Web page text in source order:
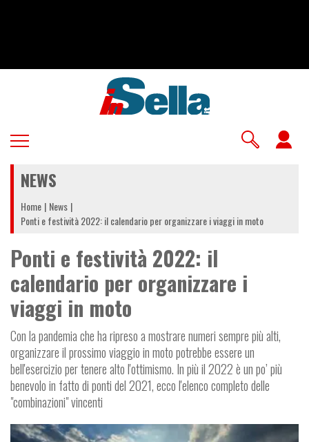
NEWS
Home News
Ponti e festività 2022: il calendario per organizzare i viaggi in moto
Ponti e festività 2022: il
calendario per organizzare i
viaggi in moto
Con la pandemia che ha ripreso a mostrare numeri sempre più alti,
organizzare il prossimo viaggio in moto potrebbe essere un
bell'esercizio per tenere alto l'ottimismo. In più il 2022 è un po’ più
benevolo in fatto di ponti del 2021, ecco l'elenco completo delle
"combinazioni" vincenti